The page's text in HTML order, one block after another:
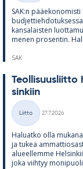
SAK:n
kan­sa­lais­ten
me­nen pro­sen­tin.
SAK
Teol­li­suus­liitto
sin­kiin
Kategoriat
Liitto
27.7.2026
Ha­luatko olla
ja tu­kea
alu­eel­lemme
joka viih­tyy